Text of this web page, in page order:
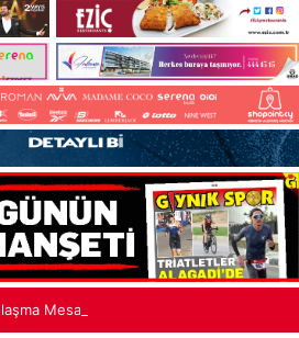
Mesajı